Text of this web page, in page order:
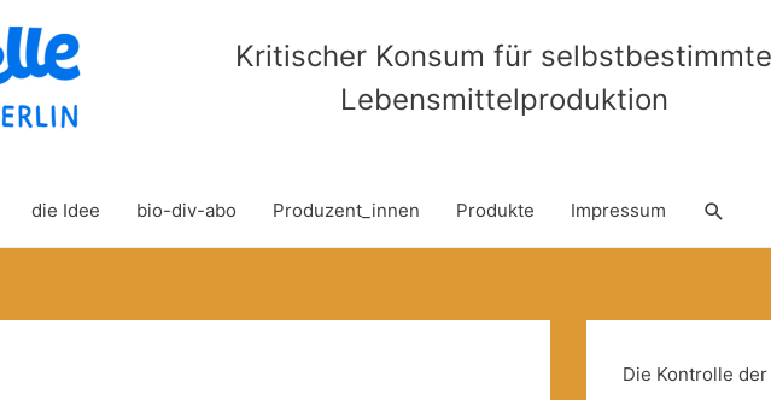
Kritischer Konsum für selbstbestimmte
Lebensmittelproduktion
die Idee bio-div-abo Produzent_innen Produkte Impressum Suche
Die Kontrolle